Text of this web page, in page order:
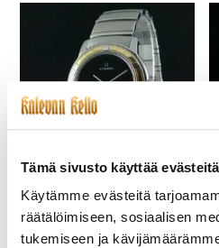
Tämä sivusto käyttää evästeitä
Käytämme evästeitä
räätälöimiseen, sosiaalisen
tukemiseen ja
ETERNA-221-NOS
675,00€